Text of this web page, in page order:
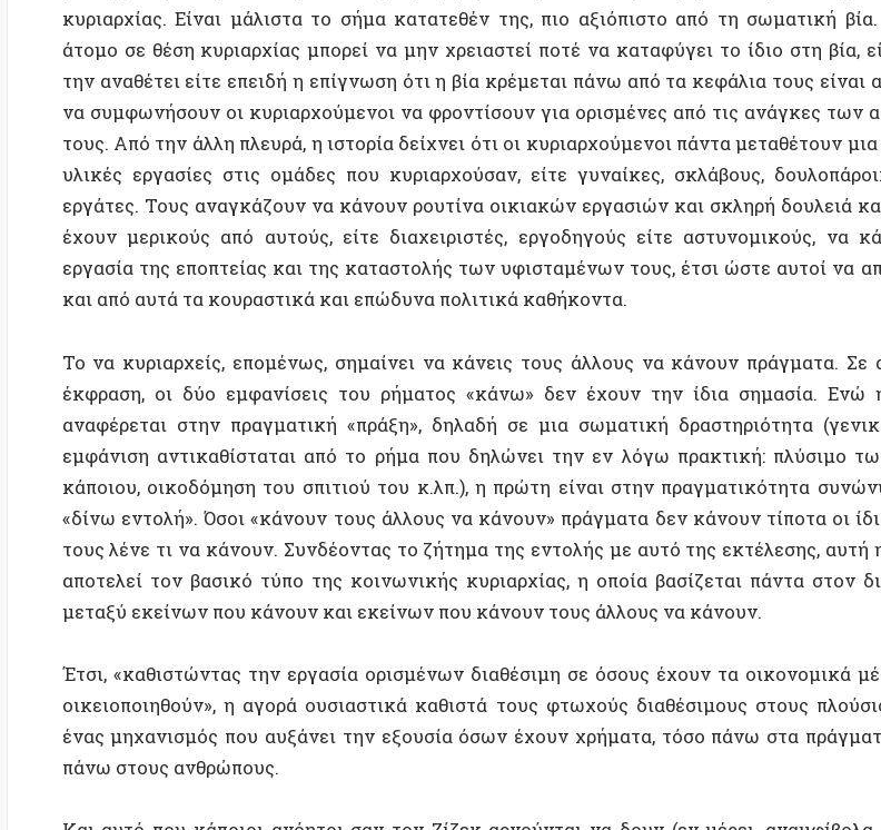
έχουν μερικούς από αυτούς, είτε διαχειριστές, εργοδηγούς είτε αστυνομικούς, να κάνουν την
εργασία της εποπτείας και της καταστολής των υφισταμένων τους, έτσι ώστε αυτοί να απαλλαγούν
και από αυτά τα κουραστικά και επώδυνα πολιτικά καθήκοντα.
Το να κυριαρχείς, επομένως, σημαίνει να κάνεις τους άλλους να κάνουν πράγματα. Σε αυτήν την
έκφραση, οι δύο εμφανίσεις του ρήματος «κάνω» δεν έχουν την ίδια σημασία. Ενώ η δεύτερη
αναφέρεται στην πραγματική «πράξη», δηλαδή σε μια σωματική δραστηριότητα (γενικά, αυτή η
εμφάνιση αντικαθίσταται από το ρήμα που δηλώνει την εν λόγω πρακτική: πλύσιμο των ρούχων
κάποιου, οικοδόμηση του σπιτιού του κ.λπ.), η πρώτη είναι στην πραγματικότητα συνώνυμη με το
«δίνω εντολή». Όσοι «κάνουν τους άλλους να κάνουν» πράγματα δεν κάνουν τίποτα οι ίδιοι. Απλώς
τους λένε τι να κάνουν. Συνδέοντας το ζήτημα της εντολής με αυτό της εκτέλεσης, αυτή η έκφραση
μεταξύ εκείνων που κάνουν και εκείνων που κάνουν τους άλλους να κάνουν.
Έτσι, «καθιστώντας την εργασία ορισμένων διαθέσιμη σε όσους έχουν τα οικονομικά μέσα να την
οικειοποιηθούν», η αγορά ουσιαστικά καθιστά τους φτωχούς διαθέσιμους στους πλούσιους. Είναι
ένας μηχανισμός που αυξάνει την εξουσία όσων έχουν χρήματα, τόσο πάνω στα πράγματα όσο και
πάνω στους ανθρώπους.
Και αυτό που κάποιοι ανόητοι σαν τον Ζίζεκ αρνούνται να δουν (εν μέρει, αναμφίβολα, επειδή οι
άνετοι μισθοί και οι κοινωνικές τους θέσεις τους αποτρέπουν από το να το κάνουν) είναι ότι «αντί
να φέρει ελευθερία σε όλους, ηκαπιταλιστική νεωτερικότητα έχει στην πραγματικότητα διαδώσει
οποία ανέκαθεν χαρακτήριζε τις άρχουσες τάξεις, κατέληξε να επισκιάζει τον αρχικό στόχο της
κατάργησης της κοινωνικής κυριαρχίας. Και υποστηρίζοντας τη βιομηχανική ανάπτυξη στη
φαντασία, αυτή η αντίληψη είναι επίσης ένας από τους φορείς της συνεχιζόμενης οικολογικής
καταστροφής. Αυτός είναι ο λόγος για τον οποίο το «οικολογικό ζήτημα» δεν μπορεί να διαχωριστεί
από το «κοινωνικό ζήτημα»: «Τέλος του κόσμου, τέλος του μήνα, ίδια μάχη!»